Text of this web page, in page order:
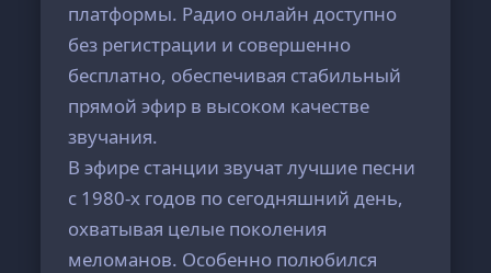
платформы. Радио онлайн доступно
без регистрации и совершенно
бесплатно, обеспечивая стабильный
прямой эфир в высоком качестве
звучания.
В эфире станции звучат лучшие песни
с 1980-х годов по сегодняшний день,
охватывая целые поколения
меломанов. Особенно полюбился